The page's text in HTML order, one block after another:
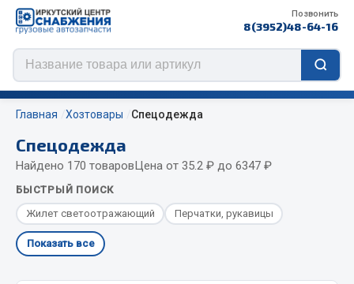
Позвонить
8(3952)48-64-16
Цепи противоскольжения
ЦЕПИ РОССИЯ
ЦЕПИ BOHU (Китай)
Изготовление цепей на колеса BOHU
Главная Хозтовары Спецодежда
Спецодежда
Найдено 170 товаровЦена от 35.2 ₽ до 6347 ₽
БЫСТРЫЙ ПОИСК
Жилет светоотражающий Перчатки, рукавицы
Показать все